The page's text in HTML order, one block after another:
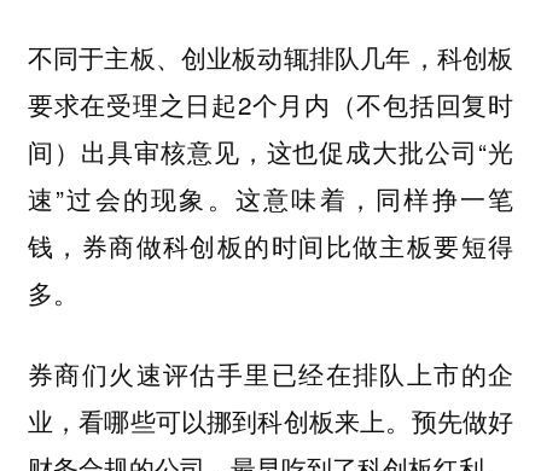
不同于主板、创业板动辄排队几年，科创板
要求在受理之日起2个月内（不包括回复时
间）出具审核意见，这也促成大批公司“光
速”过会的现象。这意味着，同样挣一笔
钱，券商做科创板的时间比做主板要短得
多。
券商们火速评估手里已经在排队上市的企
业，看哪些可以挪到科创板来上。预先做好